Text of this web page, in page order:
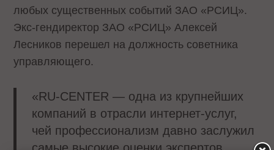
любых существенных событий ЗАО «РСИЦ».
Экс-гендиректор ЗАО «РСИЦ» Алексей
Лесников перешел на должность советника
управляющего.
«RU-CENTER — одна из крупнейших
компаний в отрасли интернет-услуг,
чей профессионализм давно заслужил
самые высокие оценки экспертов.